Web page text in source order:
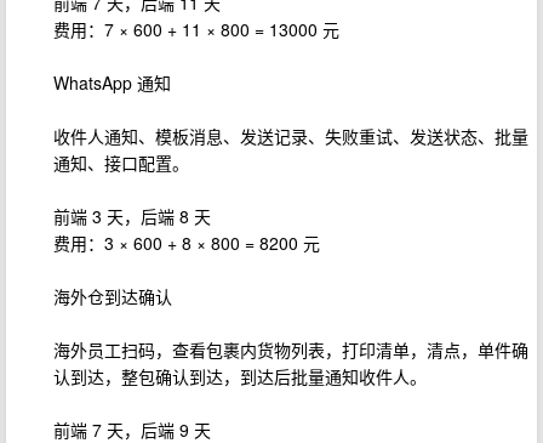
费用：7 × 600 + 11 × 800 = 13000 元
WhatsApp 通知
收件人通知、模板消息、发送记录、失败重试、发送状态、批量
通知、接口配置。
前端 3 天，后端 8 天
费用：3 × 600 + 8 × 800 = 8200 元
海外仓到达确认
海外员工扫码，查看包裹内货物列表，打印清单，清点，单件确
认到达，整包确认到达，到达后批量通知收件人。
前端 7 天，后端 9 天